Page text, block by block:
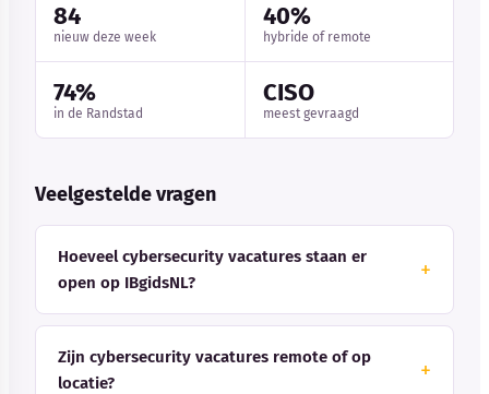
84
nieuw deze week
40%
hybride of remote
74%
in de Randstad
CISO
meest gevraagd
Veelgestelde vragen
Hoeveel cybersecurity vacatures staan er
open op IBgidsNL?
Zijn cybersecurity vacatures remote of op
locatie?